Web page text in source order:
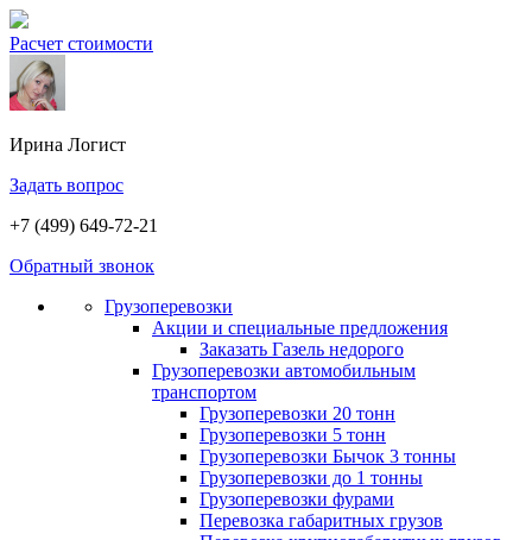
Расчет стоимости
Ирина Логист
Задать вопрос
+7 (499) 649-72-21
Обратный звонок
Грузоперевозки
Акции и специальные предложения
Заказать Газель недорого
Грузоперевозки автомобильным
транспортом
Грузоперевозки 20 тонн
Грузоперевозки 5 тонн
Грузоперевозки Бычок 3 тонны
Грузоперевозки до 1 тонны
Грузоперевозки фурами
Перевозка габаритных грузов